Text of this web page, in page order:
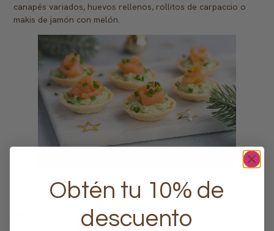
canapés variados, huevos rellenos, rollitos de carpaccio o
makis de jamón con melón.
Primer plato
Obtén tu 10% de
descuento